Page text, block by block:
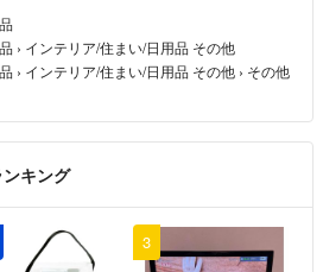
› インテリア/住まい/日用品 その他
› インテリア/住まい/日用品 その他 › その他
キング
3